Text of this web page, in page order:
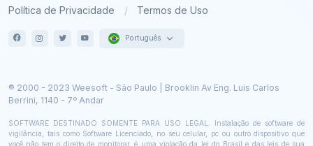
Política de Privacidade Termos de Uso
Português
® 2000 - 2023 Weesoft - São Paulo | Brooklin Av Eng. Luis Carlos
Berrini, 1140 - 7º Andar
SOFTWARE DESTINADO SOMENTE PARA USO LEGAL. Instalação de software de
vigilância, tais como Software Licenciado, no seu celular, pc ou outro dispositivo que
você não tem o direito de monitorar, é uma violação da lei do Brasil e das leis de sua